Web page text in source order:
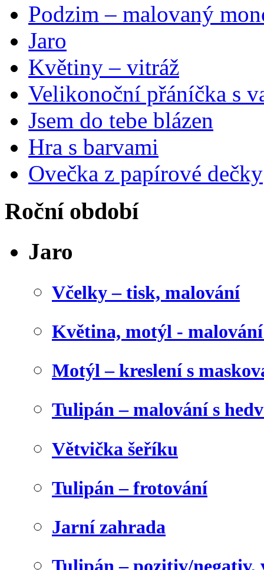
Podzim – malovaný
Jaro
Květiny – vitráž
Velikonoční přáníčka s
Jsem do tebe blázen
Hra s barvami
Ovečka z papírové dečky
Roční období
Jaro
Včelky – tisk, malování
Květina, motýl -
Motýl – kreslení s
Tulipán – malování s
Větvička šeříku
Tulipán – frotování
Jarní zahrada